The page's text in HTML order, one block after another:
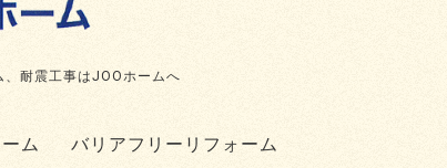
耐震工事はJOOホームへ
ム バリアフリーリフォーム